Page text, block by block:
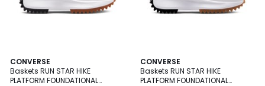
CONVERSE
Baskets RUN STAR HIKE
PLATFORM FOUNDATIONAL
5
/
5
CONVERSE
Baskets RUN STAR HIKE
PLATFORM FOUNDATIONAL
4,9
/ 5